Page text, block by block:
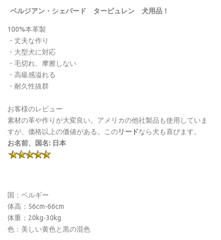
ベルジアン・シェパード タービュレン 犬用品！
100%本革製
・丈夫な作り
・大型犬に対応
・毛切れ、摩擦しない
・高級感溢れる
・耐久性抜群
お客様のレビュー
素材の革や作りが大変良い。アメリカの他社製品も使用していま
すが、価格以上の価値がある。このリードなら犬も喜びます。
お名前、国名: 日本
国：ベルギー
体高：56cm-66cm
体重：20kg-30kg
色：美しい黄色と黒の混色